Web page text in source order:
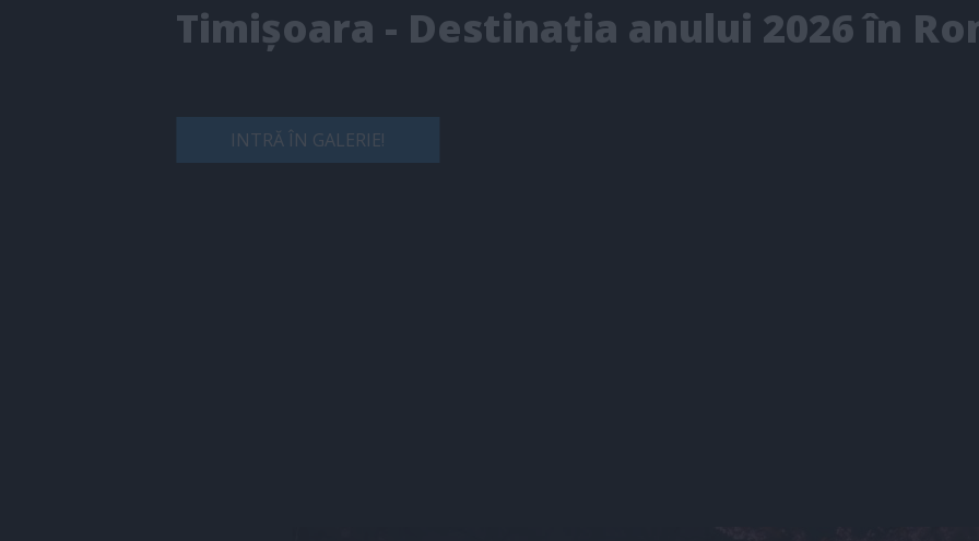
Timișoara - Destinația anului 2026 în
INTRĂ ÎN GALERIE!